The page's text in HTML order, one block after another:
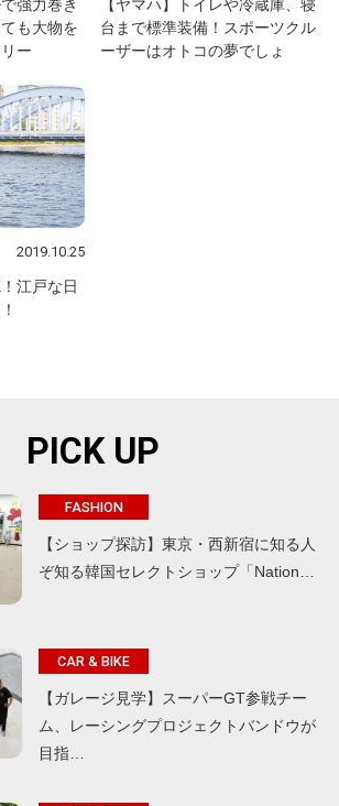
強力巻き
も大物を
ー
【ヤマハ】トイレや冷蔵庫、寝
台まで標準装備！スポーツクル
ーザーはオトコの夢でしょ
2019.10.25
江戸な日
PICK UP
FASHION
【ショップ探訪】東京・西新宿に知る人
ぞ知る韓国セレクトショップ「Nation…
CAR & BIKE
【ガレージ見学】スーパーGT参戦チー
ム、レーシングプロジェクトバンドウが
目指…